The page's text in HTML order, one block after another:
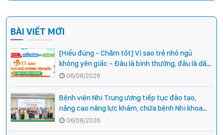
BÀI VIẾT MỚI
[Hiểu đúng - Chăm tốt] Vì sao trẻ nhỏ ngủ
không yên giấc - Đâu là bình thường, đâu là dấu
hiệu cần đi khám ngay?
06/08/2026
Bệnh viện Nhi Trung ương tiếp tục đào tạo,
nâng cao năng lực khám, chữa bệnh Nhi khoa
cho cán bộ y tế tại các tỉnh miền núi phía Bắc
06/08/2026